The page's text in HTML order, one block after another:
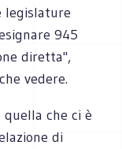
legislature
945
diretta",
vedere.
che ci è
di